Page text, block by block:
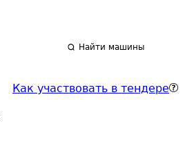
Найти машины
Как участвовать в тендере